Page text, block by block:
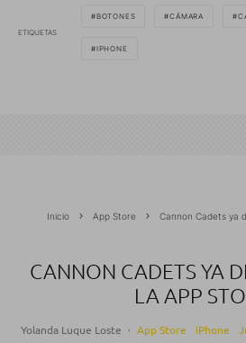
ETIQUETAS
BOTONES CÁMARA
IPHONE
Inicio App Store Cannon Cadets ya
CANNON CADETS YA
LA APP
Yolanda Luque Loste · App Store iPhone